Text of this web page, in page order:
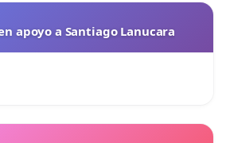
apoyo a Santiago Lanucara